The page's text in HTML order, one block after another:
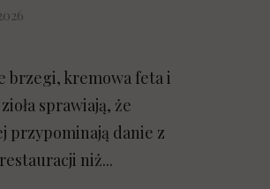
brzegi, kremowa feta i
sprawiają, że
przypominają danie z
niż...